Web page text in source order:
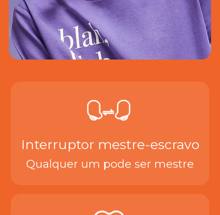
Interruptor mestre-escravo
Qualquer um pode ser mestre